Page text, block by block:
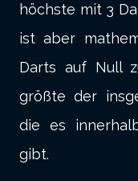
höchste mit 3
ist aber
Darts auf Null
größte der
die es
gibt.